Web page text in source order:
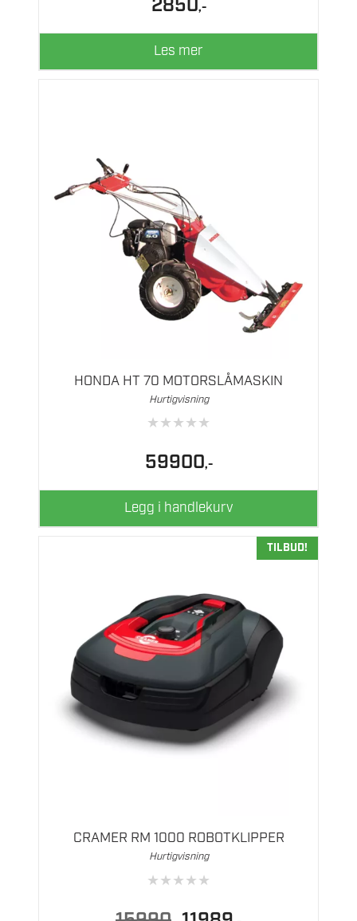
2850,-
Les mer
HONDA HT 70 MOTORSLÅMASKIN
Hurtigvisning
★★★★★
59900,-
Legg i handlekurv
TILBUD!
CRAMER RM 1000 ROBOTKLIPPER
Hurtigvisning
★★★★★
Opprinnelig